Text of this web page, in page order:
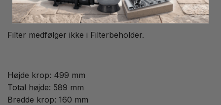
Filter medfølger ikke i Filterbeholder.
Højde krop: 499 mm
Total højde: 589 mm
Bredde krop: 160 mm